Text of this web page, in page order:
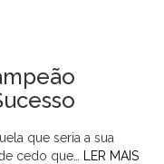
que seria a sua
cedo que…
LER MAIS